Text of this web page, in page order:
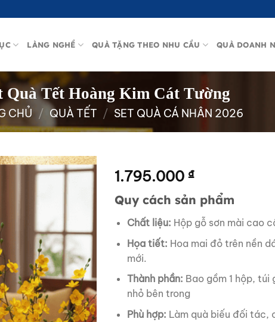
LÀNG NGHỀ QUÀ TẶNG THEO NHU CẦU QUÀ DOANH
Quà Tết Hoàng Kim Cát Tường
CHỦ / QUÀ TẾT / SET QUÀ CÁ NHÂN 2026
1.795.000 ₫
Quy cách sản phẩm
Chất liệu: Hộp gỗ sơn mài cao
Họa tiết: Hoa mai đỏ trên nền
mới.
Thành phần: Bao gồm 1 hộp,
nhỏ bên trong
Phù hợp: Làm quà biếu đối tác,